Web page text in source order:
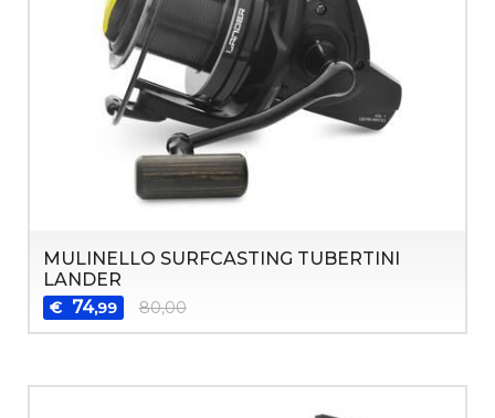
MULINELLO SURFCASTING TUBERTINI
LANDER
€ 74,99 80,00